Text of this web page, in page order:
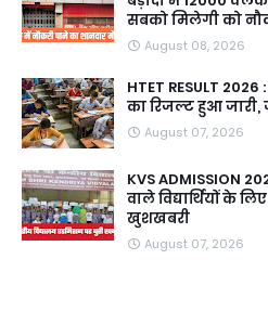
सबको मिलेगी को
August 08, 2026
HTET RESULT 2026
का रिजल्ट हुआ
August 07, 2026
KVS ADMISSION
वाले विद्यार्थियों के
खुशखबरी
August 07, 2026